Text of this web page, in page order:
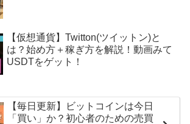
【仮想通貨】Twitton(ツイットン)と
は？始め方＋稼ぎ方を解説！動画みて
USDTをゲット！
【毎日更新】ビットコインは今日
「買い」か？初心者のための売買